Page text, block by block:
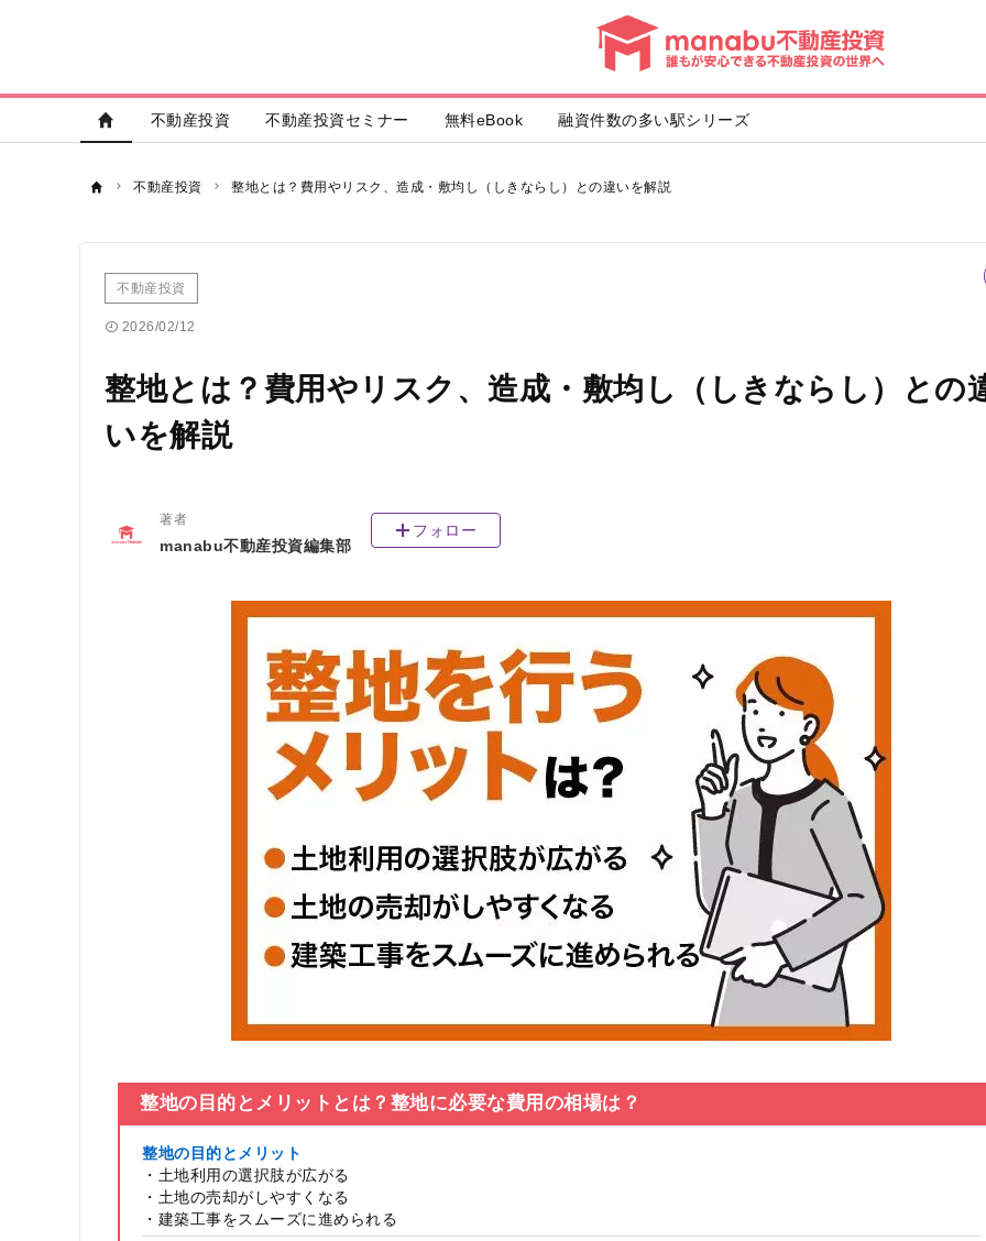
不動産投資 不動産投資セミナー 無料eBook 融資件数の多い駅シリーズ
不動産投資 整地とは？費用やリスク、造成・敷均し（しきならし）との違いを解説
不動産投資
2026/02/12
整地とは？費用やリスク、造成・敷均し（しきならし）との
いを解説
著者
manabu不動産投資編集部
フォロー
整地の目的とメリットとは？整地に必要な費用の相場は？
整地の目的とメリット
・土地利用の選択肢が広がる
・土地の売却がしやすくなる
・建築工事をスムーズに進められる